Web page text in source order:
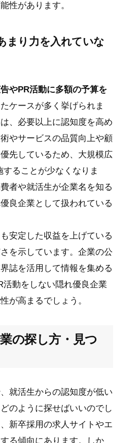
性があります。
まり力を入れていな
やPR活動に多額の予算を
ケースが多く挙げられま
、必要以上に認知度を高め
やサービスの品質向上や顧
先しているため、大規模広
ることが少なくなりま
者や就活生が企業名を知る
良企業として扱われている
安定した収益を上げている
を示しています。企業の公
誌を活用して情報を集める
活動をしない隠れ優良企業
が高まるでしょう。
の探し方・見つ
就活生からの認知度が低い
のように探せばいいのでし
新卒採用の求人サイトやエ
る傾向にあります。しか